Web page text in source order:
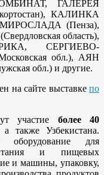
ГАЛЕРЕЯ
КАЛИНКА
МИРОСЛАДА (Пенза),
область),
СЕРГИЕВО-
обл.), АЯН
обл.) и другие.
на сайте выставке по
участие более 40
также Узбекистана.
оборудование для
и пищевых
и машины, упаковку,